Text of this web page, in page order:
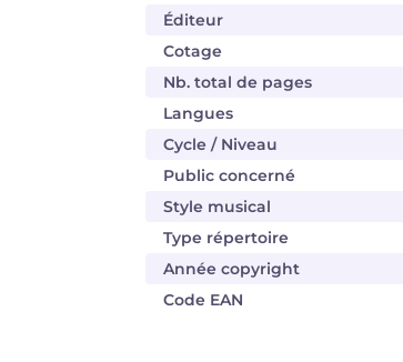
Éditeur
Cotage
Nb. total de pages
Langues
Cycle / Niveau
Public concerné
Style musical
Type répertoire
Année copyright
Code EAN